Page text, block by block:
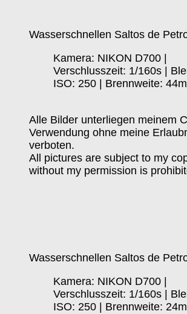
Wasserschnellen Saltos de
Kamera: NIKON D700 |
Verschlusszeit: 1/160s |
ISO: 250 | Brennweite:
Alle Bilder unterliegen meinem
Verwendung ohne meine
verboten.
All pictures are subject to my
without my permission is
Wasserschnellen Saltos de
Kamera: NIKON D700 |
Verschlusszeit: 1/160s |
ISO: 250 | Brennweite: